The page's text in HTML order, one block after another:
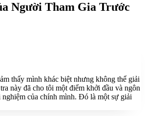
Người Tham Gia Trước
thấy mình khác biệt nhưng không thể giải
này đã cho tôi một điểm khởi đầu và ngôn
của chính mình. Đó là một sự giải